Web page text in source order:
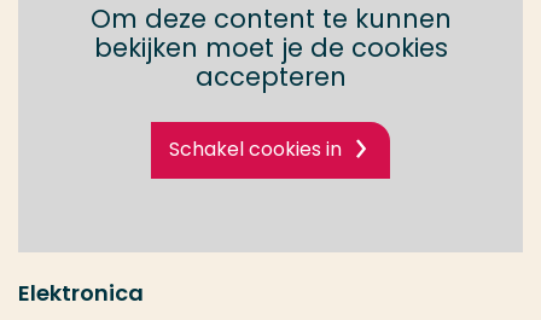
Om deze content te kunnen
bekijken moet je de cookies
accepteren
Schakel cookies in
Elektronica